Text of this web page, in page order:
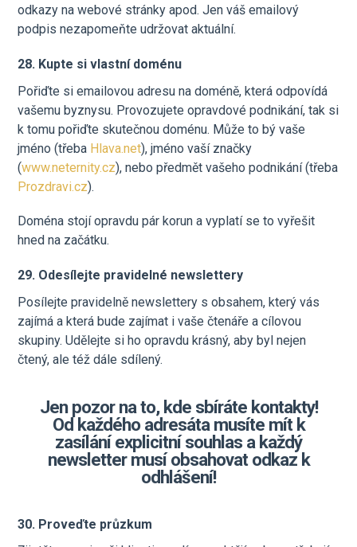
odkazy na webové stránky apod. Jen váš emailový
podpis nezapomeňte udržovat aktuální.
28. Kupte si vlastní doménu
Pořiďte si emailovou adresu na doméně, která odpovídá
vašemu byznysu. Provozujete opravdové podnikání, tak si
k tomu pořiďte skutečnou doménu. Může to bý vaše
jméno (třeba Hlava.net), jméno vaší značky
(www.neternity.cz), nebo předmět vašeho podnikání (třeba
Prozdravi.cz).
Doména stojí opravdu pár korun a vyplatí se to vyřešit
hned na začátku.
29. Odesílejte pravidelné newslettery
Posílejte pravidelně newslettery s obsahem, který vás
zajímá a která bude zajímat i vaše čtenáře a cílovou
skupiny. Udělejte si ho opravdu krásný, aby byl nejen
čtený, ale též dále sdílený.
Jen pozor na to, kde sbíráte kontakty!
Od každého adresáta musíte mít k
zasílání explicitní souhlas a každý
newsletter musí obsahovat odkaz k
odhlášení!
30. Proveďte průzkum